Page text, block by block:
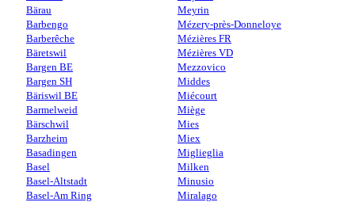
Bärau
Barbengo
Barberêche
Bäretswil
Bargen BE
Bargen SH
Bäriswil BE
Barmelweid
Bärschwil
Barzheim
Basadingen
Basel
Basel-Altstadt
Basel-Am Ring
Meyrin
Mézery-près-Donneloye
Mézières FR
Mézières VD
Mezzovico
Middes
Miécourt
Miège
Mies
Miex
Miglieglia
Milken
Minusio
Miralago